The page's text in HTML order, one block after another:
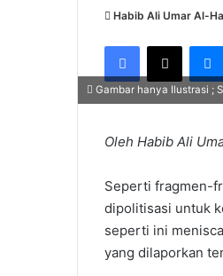
Habib Ali Umar Al-
Facebook
X
Gambar hanya Ilustrasi ;
Oleh Habib Ali
Seperti fragmen-
dipolitisasi untuk
seperti ini
yang dilaporkan